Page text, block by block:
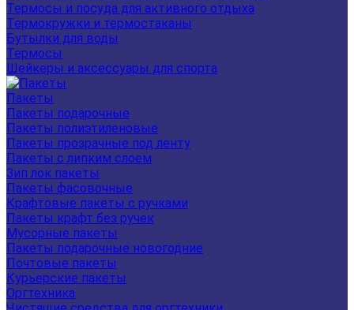
Термосы и посуда для активного отдыха
Термокружки и термостаканы
Бутылки для воды
Термосы
Шейкеры и аксессуары для спорта
Пакеты
Пакеты подарочные
Пакеты полиэтиленовые
Пакеты прозрачные под ленту
Пакеты с липким слоем
Зип лок пакеты
Пакеты фасовочные
Крафтовые пакеты с ручками
Пакеты крафт без ручек
Мусорные пакеты
Пакеты подарочные новогодние
Почтовые пакеты
Курьерские пакеты
Оргтехника